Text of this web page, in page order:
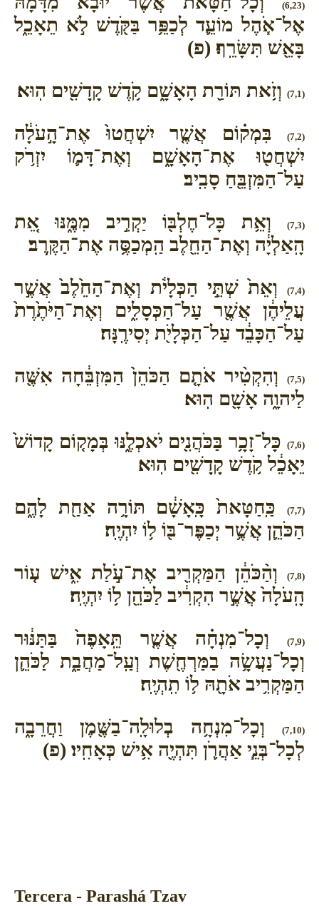
(6,23)
אֶל־אֹ֧הֶל מוֹעֵ֛ד לְכַפֵּ֥ר בַּקֹּ֖דֶשׁ לֹ֣א תֵאָכֵ֑ל
בָּאֵ֖שׁ תִּשָּׂרֵֽף׃ (פ)
(7,1) וְזֹ֥את תּוֹרַ֖ת הָאָשָׁ֑ם קֹ֥דֶשׁ קָֽדָשִׁ֖ים הֽוּא׃
(7,2)
בִּמְק֗וֹם אֲשֶׁ֤ר יִשְׁחֲטוּ֙ אֶת־הָ֣עֹלָ֔ה
יִשְׁחֲט֖וּ אֶת־הָאָשָׁ֑ם וְאֶת־דָּמ֛וֹ יִזְרֹ֥ק
עַל־הַמִּזְבֵּ֖חַ סָבִֽיב׃
(7,3)
וְאֵ֥ת כָּל־חֶלְבּ֖וֹ יַקְרִ֣יב מִמֶּ֑נּוּ אֵ֚ת
הָֽאַלְיָ֔ה וְאֶת־הַחֵ֖לֶב הַֽמְכַסֶּ֥ה אֶת־הַקֶּֽרֶב׃
(7,4)
וְאֵת֙ שְׁתֵּ֣י הַכְּלָיֹ֔ת וְאֶת־הַחֵ֙לֶב֙ אֲשֶׁ֣ר
עֲלֵיהֶ֔ן אֲשֶׁ֖ר עַל־הַכְּסָלִ֑ים וְאֶת־הַיֹּתֶ֙רֶת֙
עַל־הַכָּבֵ֔ד עַל־הַכְּלָיֹ֖ת יְסִירֶֽנָּה׃
(7,5)
וְהִקְטִ֨יר אֹתָ֤ם הַכֹּהֵן֙ הַמִּזְבֵּ֔חָה אִשֶּׁ֖ה
לַיהוָ֑ה אָשָׁ֖ם הֽוּא׃
(7,6)
כָּל־זָכָ֥ר בַּכֹּהֲנִ֖ים יֹאכְלֶ֑נּוּ בְּמָק֤וֹם קָדוֹשׁ֙
יֵאָכֵ֔ל קֹ֥דֶשׁ קָֽדָשִׁ֖ים הֽוּא׃
(7,7)
כַּֽחַטָּאת֙ כָּֽאָשָׁ֔ם תּוֹרָ֥ה אַחַ֖ת לָהֶ֑ם
הַכֹּהֵ֛ן אֲשֶׁ֥ר יְכַפֶּר־בּ֖וֹ ל֥וֹ יִהְיֶֽה׃
(7,8)
וְהַ֨כֹּהֵ֔ן הַמַּקְרִ֖יב אֶת־עֹ֣לַת אִ֑ישׁ ע֤וֹר
הָֽעֹלָה֙ אֲשֶׁ֣ר הִקְרִ֔יב לַכֹּהֵ֖ן ל֥וֹ יִהְיֶֽה׃
(7,9)
וְכָל־מִנְחָ֗ה אֲשֶׁ֤ר תֵּֽאָפֶה֙ בַּתַּנּ֔וּר
וְכָל־נַעֲשָׂ֥ה בַמַּרְחֶ֖שֶׁת וְעַֽל־מַחֲבַ֑ת לַכֹּהֵ֛ן
הַמַּקְרִ֥יב אֹתָ֖הּ ל֥וֹ תִֽהְיֶֽה׃
(7,10)
וְכָל־מִנְחָ֥ה בְלוּלָֽה־בַשֶּׁ֖מֶן וַחֲרֵבָ֑ה
לְכָל־בְּנֵ֧י אַהֲרֹ֛ן תִּהְיֶ֖ה אִ֥ישׁ כְּאָחִֽיו׃ (פ)
Tercera - Parashá Tzav